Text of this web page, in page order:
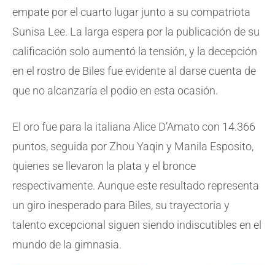
empate por el cuarto lugar junto a su compatriota
Sunisa Lee. La larga espera por la publicación de su
calificación solo aumentó la tensión, y la decepción
en el rostro de Biles fue evidente al darse cuenta de
que no alcanzaría el podio en esta ocasión.
El oro fue para la italiana Alice D’Amato con 14.366
puntos, seguida por Zhou Yaqin y Manila Esposito,
quienes se llevaron la plata y el bronce
respectivamente. Aunque este resultado representa
un giro inesperado para Biles, su trayectoria y
talento excepcional siguen siendo indiscutibles en el
mundo de la gimnasia.